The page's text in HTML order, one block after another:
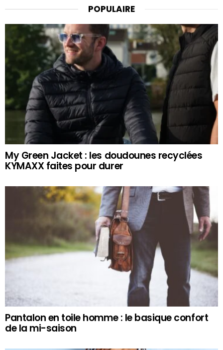
POPULAIRE
My Green Jacket : les doudounes recyclées
KYMAXX faites pour durer
Pantalon en toile homme : le basique confort
de la mi-saison